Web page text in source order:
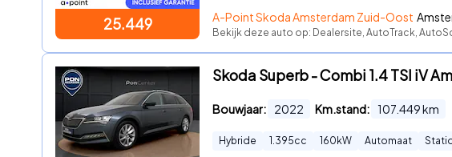
25.449 A-Point Skoda Amsterdam Zuid-Oost
Bekijk deze auto op: Dealersite, AutoTrack,
Skoda Superb - Combi 1.4 TSI iV
Bouwjaar: 2022 Km.stand: 107.449km
Hybride 1.395cc 160 kW Automaat